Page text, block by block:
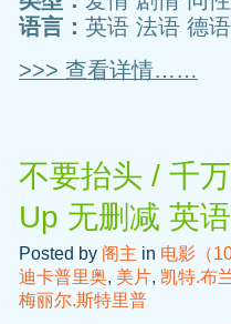
语言： 英语 法语 德
>>> 查看详情……
不要抬头 / 千
Up 无删减 英
Posted by 阁主 in 电影（
迪卡普里奥, 美片, 凯特.布
梅丽尔.斯特里普